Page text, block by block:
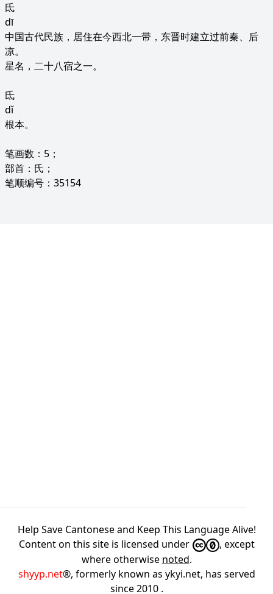
氐
dī
中国古代民族，居住在今西北一带，东晋时建立过前秦、后
凉。
星名，二十八宿之一。
氐
dǐ
根本。
笔画数：5；
部首：氏；
笔顺编号：35154
Help Save Cantonese and Keep This Language Alive!
Content on this site is licensed under
, except
where otherwise noted.
shyyp.net®, formerly known as ykyi.net, has served
since 2010 .